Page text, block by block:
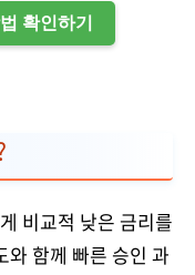
확인하기
비교적 낮은 금리를
와 함께 빠른 승인 과